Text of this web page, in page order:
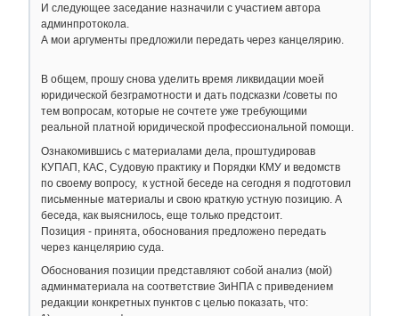
И следующее заседание назначили с участием автора
админпротокола.
А мои аргументы предложили передать через канцелярию.
В общем, прошу снова уделить время ликвидации моей
юридической безграмотности и дать подсказки /советы по
тем вопросам, которые не сочтете уже требующими
реальной платной юридической профессиональной помощи.
Ознакомившись с материалами дела, проштудировав
КУПАП, КАС, Судовую практику и Порядки КМУ и ведомств
по своему вопросу, к устной беседе на сегодня я подготовил
письменные материалы и свою краткую устную позицию. А
беседа, как выяснилось, еще только предстоит.
Позиция - принята, обоснования предложено передать
через канцелярию суда.
Обоснования позиции представляют собой анализ (мой)
админматериала на соответствие ЗиНПА с приведением
редакции конкретных пунктов с целью показать, что: